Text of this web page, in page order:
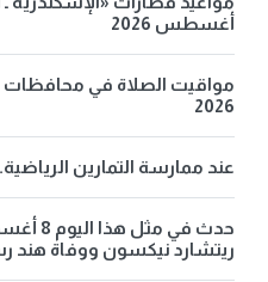
أغسطس 2026
2026
عند ممارسة التمارين
حدث في
ريتشارد نيكسون ووفاة هند